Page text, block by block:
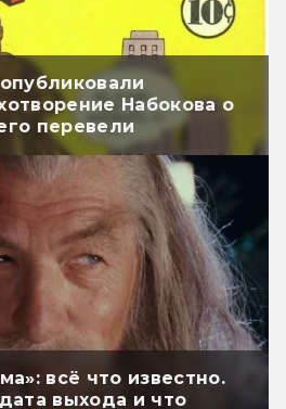
Набокова о
перевели
всё что известно.
выхода и что